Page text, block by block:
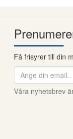
Få frisyrer till din
Våra nyhetsbrev